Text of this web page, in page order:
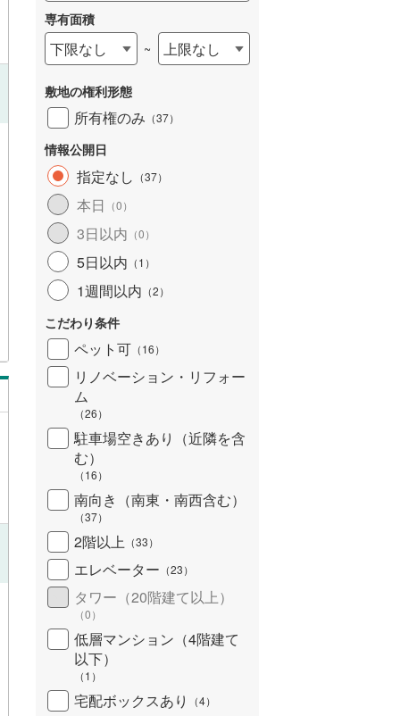
専有面積
下限なし ~ 上限なし
敷地の権利形態
所有権のみ （37）
情報公開日
指定なし （37）
本日 （0）
3日以内 （0）
5日以内 （1 ）
1週間以内 （2）
こだわり条件
ペット可 （16）
リノベーション・リフォー
ム
（26）
駐車場空きあり（近隣を含
む）
（16）
南向き（南東・南西含む）
（37）
2階以上 （33）
エレベーター （23）
タワー（20階建て以上）
（0）
低層マンション（4階建て
以下）
（1 ）
宅配ボックスあり （4）